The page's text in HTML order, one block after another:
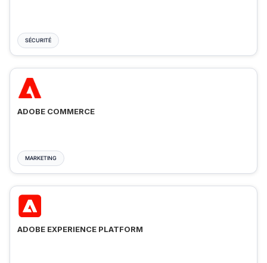
SÉCURITÉ
ADOBE COMMERCE
MARKETING
ADOBE EXPERIENCE PLATFORM